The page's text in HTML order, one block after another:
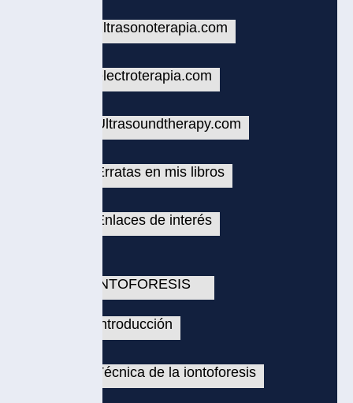
en mis libros
de interés
de la iontoforesis